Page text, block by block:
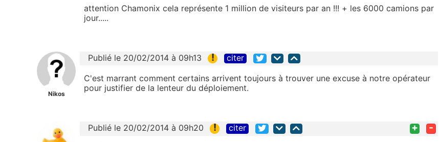
attention Chamonix cela représente 1 million de visiteurs par an !!! + les 6000 camions par
jour.....
Nikos
Publié le 20/02/2014 à 09h13 ! citer
C'est marrant comment certains arrivent toujours à trouver une excuse à notre opérateur
pour justifier de la lenteur du déploiement.
Publié le 20/02/2014 à 09h20 ! citer + -